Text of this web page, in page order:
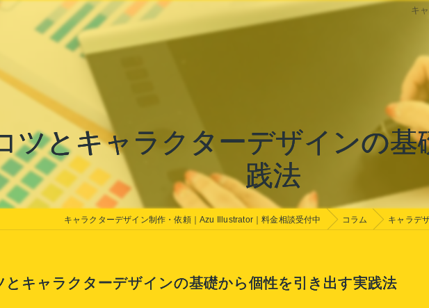
キ
ツとキャラクターデザインの
践法
キャラクターデザイン制作・依頼｜Azu Illustrator｜料金相談受付中 コラム キャラデ
とキャラクターデザインの基礎から個性を引き出す実践法